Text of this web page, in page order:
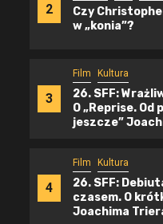
2
Czy
w „konia”?
3
Film Kultura
26. SFF:
O „Reprise.
jeszcze”
4
Film Kultura
26. SFF:
czasem. O
Joachima